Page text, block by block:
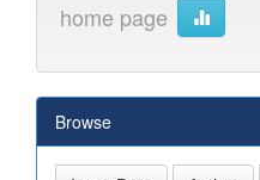
home page
Browse